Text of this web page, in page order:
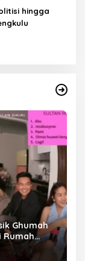
hingga
Ghumah
Rumah